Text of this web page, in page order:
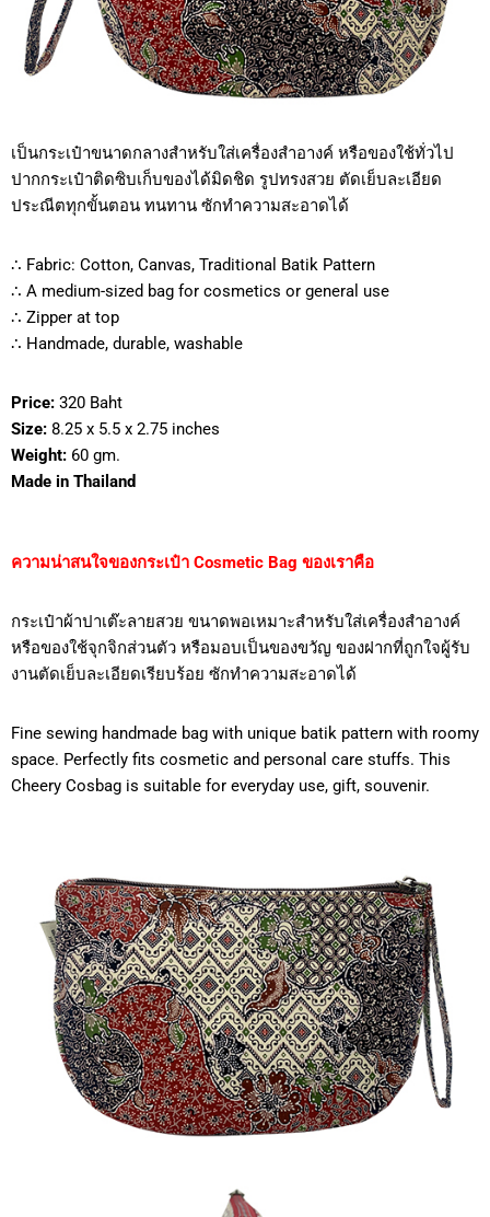
เป็นกระเป๋าขนาดกลางสำหรับใส่เครื่องสำอางค์ หรือของใช้ทั่วไป
ปากกระเป๋าติดซิบเก็บของได้มิดชิด รูปทรงสวย ตัดเย็บละเอียด
ประณีตทุกขั้นตอน ทนทาน ซักทำความสะอาดได้
∴ Fabric: Cotton, Canvas, Traditional Batik Pattern
∴ A medium-sized bag for cosmetics or general use
∴ Zipper at top
∴ Handmade, durable, washable
Price: 320 Baht
Size: 8.25 x 5.5 x 2.75 inches
Weight: 60 gm.
Made in Thailand
ความน่าสนใจของกระเป๋า Cosmetic Bag ของเราคือ
กระเป๋าผ้าปาเต๊ะลายสวย ขนาดพอเหมาะสำหรับใส่เครื่องสำอางค์
หรือของใช้จุกจิกส่วนตัว หรือมอบเป็นของขวัญ ของฝากที่ถูกใจผู้รับ
งานตัดเย็บละเอียดเรียบร้อย ซักทำความสะอาดได้
Fine sewing handmade bag with unique batik pattern with roomy
space. Perfectly fits cosmetic and personal care stuffs. This
Cheery Cosbag is suitable for everyday use, gift, souvenir.